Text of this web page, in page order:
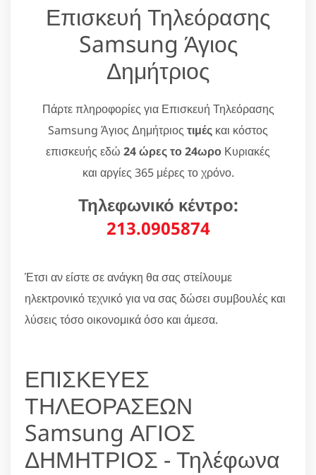
Επισκευή Τηλεόρασης
Samsung Άγιος
Δημήτριος
Πάρτε πληροφορίες για Επισκευή Τηλεόρασης
Samsung Άγιος Δημήτριος τιμές και κόστος
επισκευής εδώ 24 ώρες το 24ωρο Κυριακές
και αργίες 365 μέρες το χρόνο.
Τηλεφωνικό κέντρο:
213.0905874
Έτσι αν είστε σε ανάγκη θα σας στείλουμε
ηλεκτρονικό τεχνικό για να σας δώσει συμβουλές και
λύσεις τόσο οικονομικά όσο και άμεσα.
ΕΠΙΣΚΕΥΕΣ
ΤΗΛΕΟΡΑΣΕΩΝ
Samsung ΑΓΙΟΣ
ΔΗΜΗΤΡΙΟΣ - Τηλέφωνα